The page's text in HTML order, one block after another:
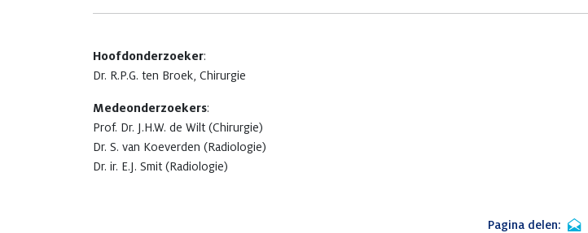
Hoofdonderzoeker:
Dr. R.P.G. ten Broek, Chirurgie
Medeonderzoekers:
Prof. Dr. J.H.W. de Wilt (Chirurgie)
Dr. S. van Koeverden (Radiologie)
Dr. ir. E.J. Smit (Radiologie)
Pagina delen: